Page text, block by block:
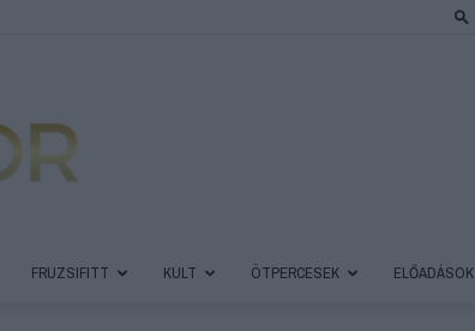
FRUZSIFITT KULT ÖTPERCESEK ELŐADÁSOK